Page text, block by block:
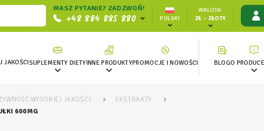
MASZ PYTANIE? ZADZWOŃ!
+48 884 885 880 POLSKI
WALUTA:
ZŁ - ZŁOTY
JAKOŚCISUPLEMENTY DIETY

INNE PRODUKTY

PROMOCJE I NOWOŚCI BLOGO

WYSOKIEJ JAKOŚCI
EKSTRAKTY
600MG